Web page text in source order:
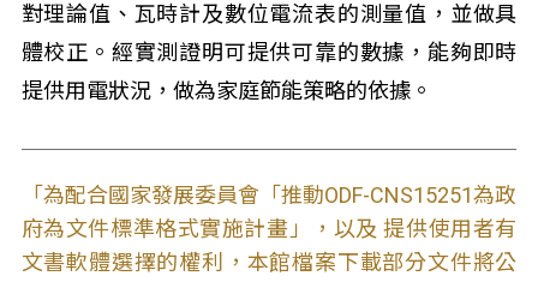
對理論值、瓦時計及數位電流表的測量值，並做具
體校正。經實測證明可提供可靠的數據，能夠即時
提供用電狀況，做為家庭節能策略的依據。
「為配合國家發展委員會「推動ODF-CNS15251為政
府為文件標準格式實施計畫」，以及 提供使用者有
文書軟體選擇的權利，本館檔案下載部分文件將公